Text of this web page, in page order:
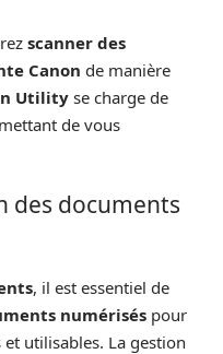
scanner des
Canon de manière
Utilityse charge de
de vous
des documents
, il est essentiel de
numérisés pour
utilisables. La gestion